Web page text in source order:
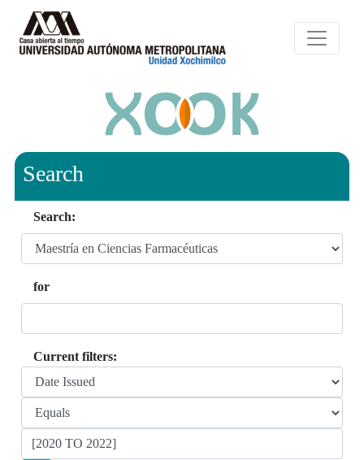
Search
Search:
for
Current filters: